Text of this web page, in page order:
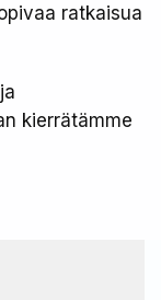
ratkaisua
kierrätämme